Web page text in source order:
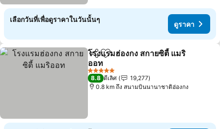
เลือกวันที่เพื่อดูราคาในวันนั้นๆ
ดูราคา
แชร์ เพิ่มในรายการโปรด
โรงแรมฮ่องกง สกายซิตี้ แมริ
ออท
ดูราคา
5 ดาว
8.8 ดีเลิศ
19,277
0.8 km ถึง สนามบินนานาชาติฮ่องกง